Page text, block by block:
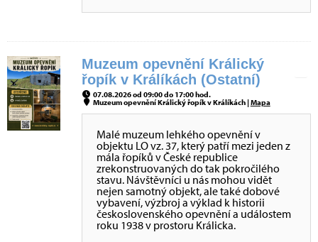
Muzeum opevnění Králický
řopík v Králíkách (Ostatní)
07.08.2026 od 09:00 do 17:00 hod.
Muzeum opevnění Králický řopík v Králíkách |Mapa
Malé muzeum lehkého opevnění v
objektu LO vz. 37, který patří mezi jeden z
mála řopíků v České republice
zrekonstruovaných do tak pokročilého
stavu. Návštěvníci u nás mohou vidět
nejen samotný objekt, ale také dobové
vybavení, výzbroj a výklad k historii
československého opevnění a událostem
roku 1938 v prostoru Králicka.